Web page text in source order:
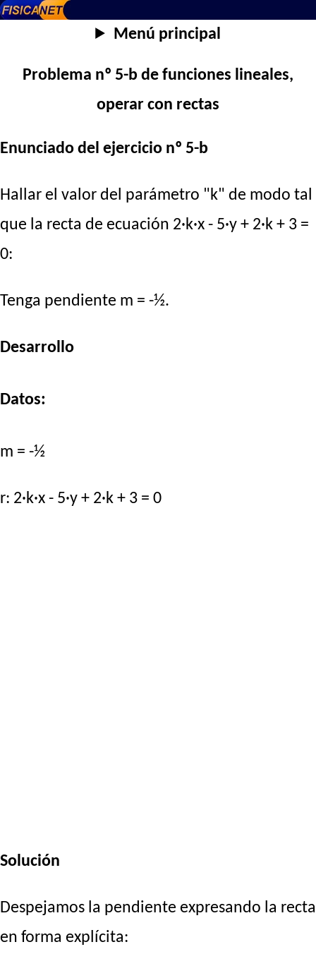
Menú principal
Problema nº 5-b de funciones lineales,
operar con rectas
Enunciado del ejercicio nº 5-b
Hallar el valor del parámetro "k" de modo tal
que la recta de ecuación 2·k·x - 5·y + 2·k + 3 =
0:
Tenga pendiente m = -½.
Desarrollo
Datos:
m = -½
r: 2·k·x - 5·y + 2·k + 3 = 0
Solución
Despejamos la pendiente expresando la recta
en forma explícita: